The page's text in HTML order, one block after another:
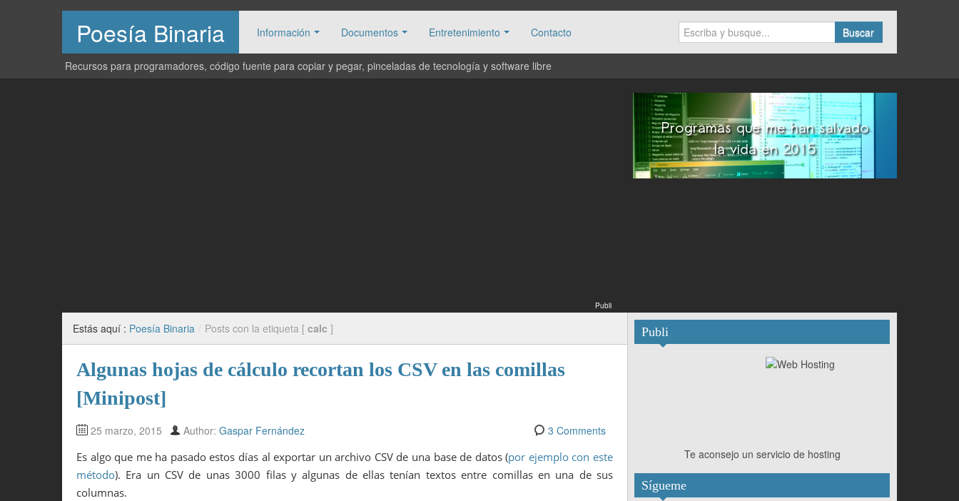
Poesía Binaria Información Documentos Entretenimiento Contacto Buscar
Recursos para programadores, código fuente para copiar y pegar, pinceladas de tecnología y software libre
Publi
Estás aquí : Poesía Binaria / Posts con la etiqueta [ calc ]
Algunas hojas de cálculo recortan los CSV en las comillas
[Minipost]
25 marzo, 2015 Author: Gaspar Fernández
3 Comments
Es algo que me ha pasado estos días al exportar un archivo CSV de una base de datos (por ejemplo con este
método). Era un CSV de unas 3000 filas y algunas de ellas tenían textos entre comillas en una de sus
columnas.
Publi
Te aconsejo un servicio de hosting
Sígueme